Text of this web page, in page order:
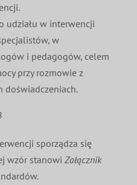
udziału w interwencji
w
i pedagogów, celem
przy rozmowie z
doświadczeniach.
sporządza się
wzór stanowi Załącznik